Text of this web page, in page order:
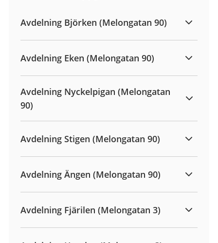
Avdelning Björken (Melongatan 90)
Avdelning Eken (Melongatan 90)
Avdelning Nyckelpigan (Melongatan
90)
Avdelning Stigen (Melongatan 90)
Avdelning Ängen (Melongatan 90)
Avdelning Fjärilen (Melongatan 3)